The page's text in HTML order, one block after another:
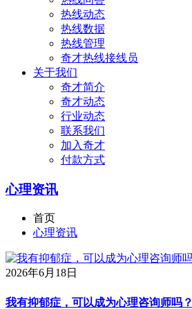
热线动态
热线数据
热线管理
奇才热线接线员
关于我们
奇才简介
奇才动态
行业动态
联系我们
加入奇才
付款方式
心理资讯
首页
心理资讯
2026年6月18日
我有抑郁症，可以成为心理咨询师吗？